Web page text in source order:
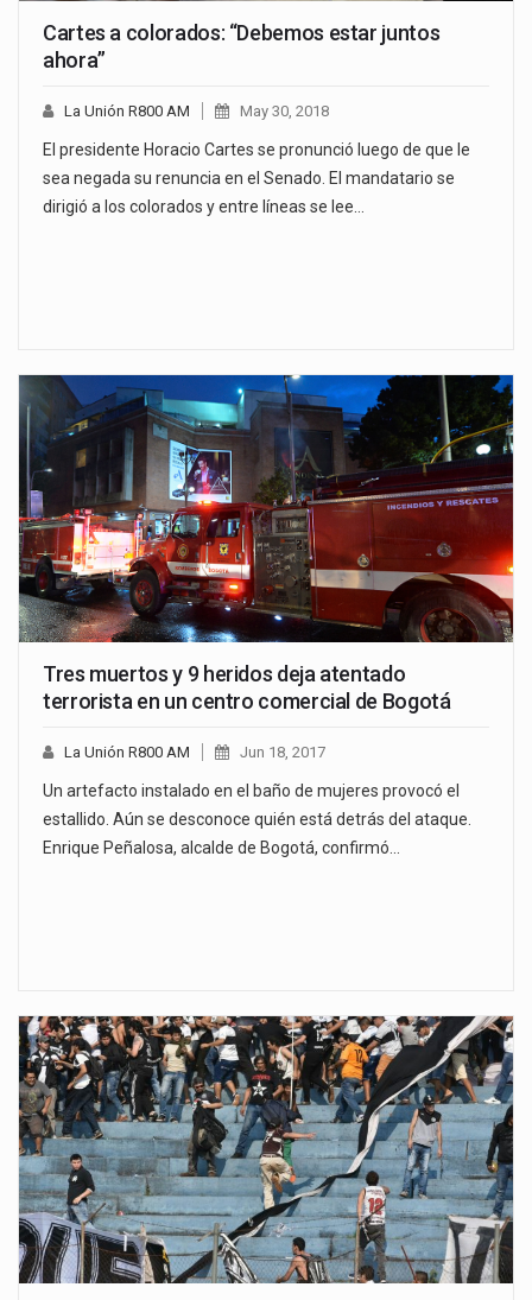
Cartes a colorados: “Debemos estar juntos
ahora”
La Unión R800 AM May 30, 2018
El presidente Horacio Cartes se pronunció luego de que le
sea negada su renuncia en el Senado. El mandatario se
dirigió a los colorados y entre líneas se lee…
Tres muertos y 9 heridos deja atentado
terrorista en un centro comercial de Bogotá
La Unión R800 AM Jun 18, 2017
Un artefacto instalado en el baño de mujeres provocó el
estallido. Aún se desconoce quién está detrás del ataque.
Enrique Peñalosa, alcalde de Bogotá, confirmó…